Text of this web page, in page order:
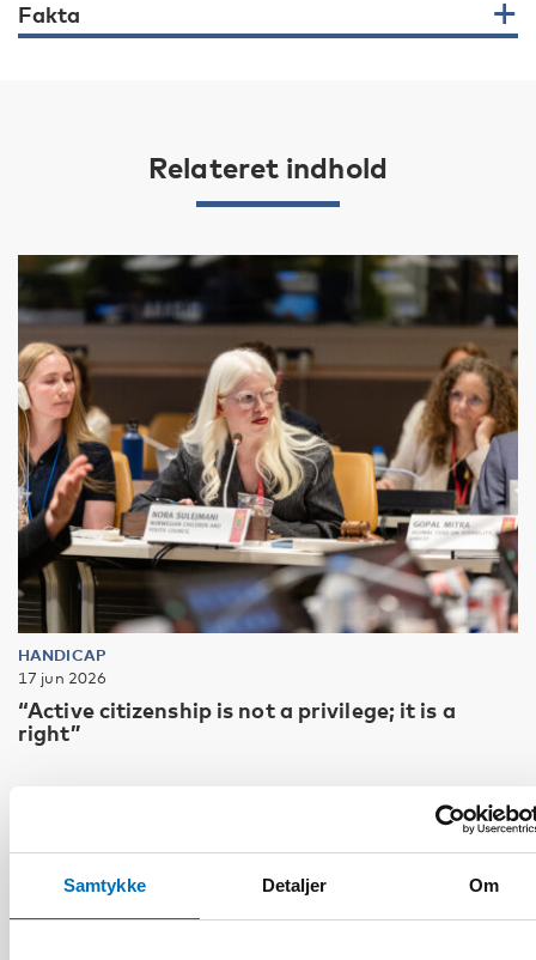
Samtykke Detaljer Om
Fakta
Relateret indhold
HANDICAP
17 jun 2026
“Active citizenship is not a privilege; it is a
right”